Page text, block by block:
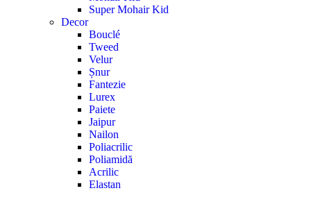
Super Mohair Kid
Decor
Bouclé
Tweed
Velur
Șnur
Fantezie
Lurex
Paiete
Jaipur
Nailon
Poliacrilic
Poliamidă
Acrilic
Elastan